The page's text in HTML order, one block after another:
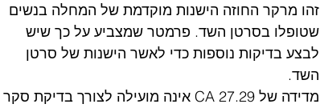
זהו מרקר החוזה הישנות מוקדמת של המחלה בנשים
שטופלו בסרטן השד. פרמטר שמצביע על כך שיש
לבצע בדיקות נוספות כדי לאשר הישנות של סרטן
השד.
מדידה של CA 27.29 אינה מועילה לצורך בדיקת סקר